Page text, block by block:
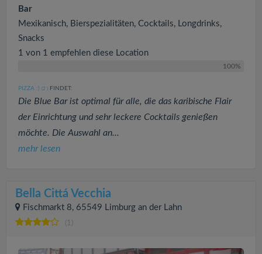
Bar
Mexikanisch, Bierspezialitäten, Cocktails, Longdrinks,
Snacks
1 von 1 empfehlen diese Location
100%
PIZZA :) (2 ) FINDET:
Die Blue Bar ist optimal für alle, die das karibische Flair
der Einrichtung und sehr leckere Cocktails genießen
möchte. Die Auswahl an...
mehr lesen
Bella Cittá Vecchia
Fischmarkt 8, 65549 Limburg an der Lahn
(1)